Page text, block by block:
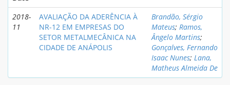
2018-
11
AVALIAÇÃO DA ADERÊNCIA À
NR-12 EM EMPRESAS DO
SETOR METALMECÂNICA NA
CIDADE DE ANÁPOLIS
Brandão, Sérgio
Mateus; Ramos,
Ângelo Martins;
Gonçalves, Fernando
Isaac Nunes; Lana,
Matheus Almeida De